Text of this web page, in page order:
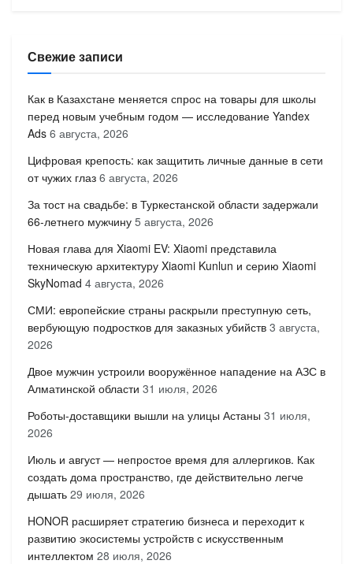
Свежие записи
Как в Казахстане меняется спрос на товары для школы
перед новым учебным годом — исследование Yandex
Ads 6 августа, 2026
Цифровая крепость: как защитить личные данные в сети
от чужих глаз 6 августа, 2026
За тост на свадьбе: в Туркестанской области задержали
66-летнего мужчину 5 августа, 2026
Новая глава для Xiaomi EV: Xiaomi представила
техническую архитектуру Xiaomi Kunlun и серию Xiaomi
SkyNomad 4 августа, 2026
СМИ: европейские страны раскрыли преступную сеть,
вербующую подростков для заказных убийств 3 августа,
2026
Двое мужчин устроили вооружённое нападение на АЗС в
Алматинской области 31 июля, 2026
Роботы-доставщики вышли на улицы Астаны 31 июля,
2026
Июль и август — непростое время для аллергиков. Как
создать дома пространство, где действительно легче
дышать 29 июля, 2026
HONOR расширяет стратегию бизнеса и переходит к
развитию экосистемы устройств с искусственным
интеллектом 28 июля, 2026